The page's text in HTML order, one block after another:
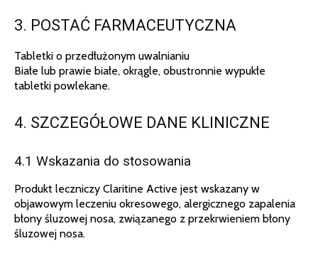
3. POSTAĆ FARMACEUTYCZNA
Tabletki o przedłużonym uwalnianiu
Białe lub prawie białe, okrągle, obustronnie wypukłe
tabletki powlekane.
4. SZCZEGÓŁOWE DANE KLINICZNE
4.1 Wskazania do stosowania
Produkt leczniczy Claritine Active jest wskazany w
objawowym leczeniu okresowego, alergicznego zapalenia
błony śluzowej nosa, związanego z przekrwieniem błony
śluzowej nosa.